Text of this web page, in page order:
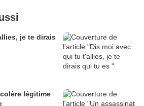
je te dirais
légitime